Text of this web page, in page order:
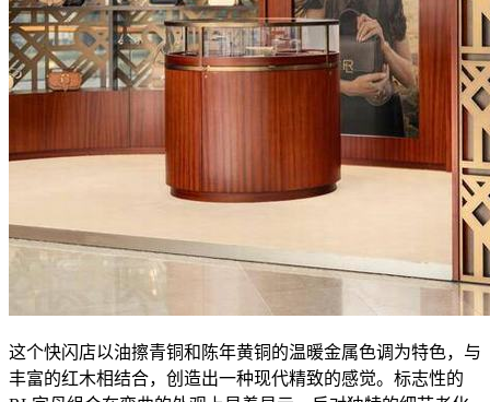
这个快闪店以油擦青铜和陈年黄铜的温暖金属色调为特色，与
丰富的红木相结合，创造出一种现代精致的感觉。标志性的